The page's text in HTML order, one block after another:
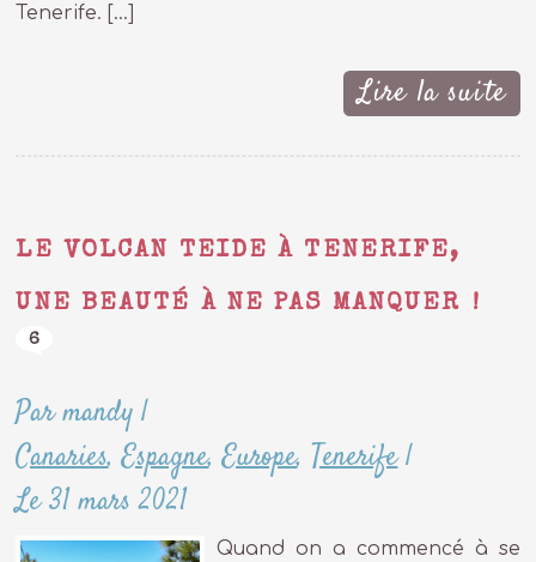
Tenerife. […]
Lire la suite
LE VOLCAN TEIDE À TENERIFE,
UNE BEAUTÉ À NE PAS MANQUER !
6
Par mandy |
Canaries,Espagne,Europe,Tenerife|
Le 31 mars 2021
Quand on a commencé à se